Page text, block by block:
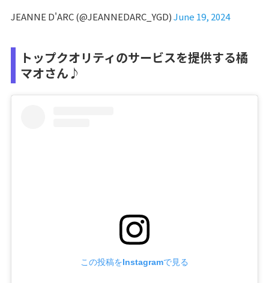
JEANNE D'ARC (@JEANNEDARC_YGD)June 19, 2024
トップクオリティのサービスを提供する橘
マオさん♪
この投稿をInstagramで見る